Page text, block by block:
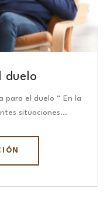
duelo
para el duelo “ En la
situaciones…